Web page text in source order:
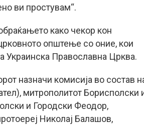
ви простувам“.
како чекор кон
општење со оние, кои
Украинска Православна Црква.
назначи комисија во состав
митрополитот Борисполски
и Городски Феодор,
Николај Балашов,